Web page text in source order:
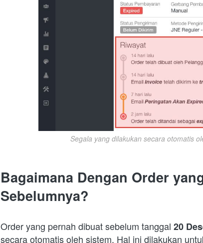
Segala yang dilakukan secara otomatis
Bagaimana Dengan Order
Sebelumnya?
Order yang pernah dibuat sebelum tanggal 20
secara otomatis oleh sistem. Hal ini dilakukan